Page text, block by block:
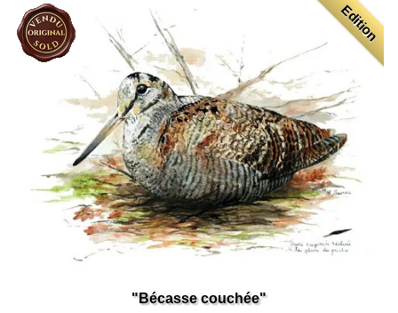
Edition
"Bécasse couchée"